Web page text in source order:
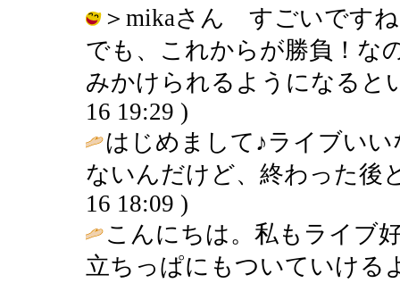
＞mikaさん すごいです
でも、これからが勝負！な
みかけられるようになると
16 19:29 )
はじめまして♪ライブい
ないんだけど、終わった後
16 18:09 )
こんにちは。私もライブ
立ちっぱにもついていけ